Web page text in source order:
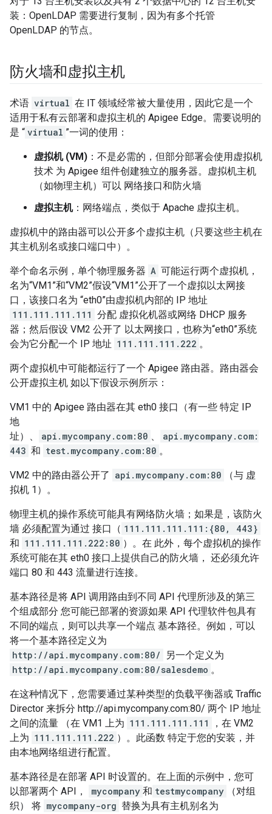
装：OpenLDAP 需要进行复制，因为有多个托管
OpenLDAP 的节点。
防火墙和虚拟主机
术语 virtual 在 IT 领域经常被大量使用，因此它是一个
适用于私有云部署和虚拟主机的 Apigee Edge。需要说明的
是 “ virtual ”一词的使用：
虚拟机 (VM) ：不是必需的，但部分部署会使用虚拟机
技术 为 Apigee 组件创建独立的服务器。虚拟机主机
（如物理主机）可以 网络接口和防火墙
虚拟主机：网络端点，类似于 Apache 虚拟主机。
虚拟机中的路由器可以公开多个虚拟主机（只要这些主机在
其主机别名或接口端口中）。
举个命名示例，单个物理服务器 A 可能运行两个虚拟机，
名为“VM1”和“VM2”假设“VM1”公开了一个虚拟以太网接
口，该接口名为 “eth0”由虚拟机内部的 IP 地址
111.111.111.111 分配 虚拟化机器或网络 DHCP 服务
器；然后假设 VM2 公开了 以太网接口，也称为“eth0”系统
会为它分配一个 IP 地址 111.111.111.222 。
两个虚拟机中可能都运行了一个 Apigee 路由器。路由器会
公开虚拟主机 如以下假设示例所示：
VM1 中的 Apigee 路由器在其 eth0 接口（有一些 特定 IP
地
址）、
api.mycompany.com:80 、
api.mycompany.com:
443 和 test.mycompany.com:80 。
VM2 中的路由器公开了 api.mycompany.com:80
（与 虚
拟机 1）。
物理主机的操作系统可能具有网络防火墙；如果是，该防火
墙 必须配置为通过 接口（ 111.111.111.111:{80, 443}
和 111.111.111.222:80 ）。在 此外，每个虚拟机的操作
系统可能在其 eth0 接口上提供自己的防火墙， 还必须允许
端口 80 和 443 流量进行连接。
基本路径是将 API 调用路由到不同 API 代理所涉及的第三
个组成部分 您可能已部署的资源如果 API 代理软件包具有
不同的端点，则可以共享一个端点 基本路径。例如，可以
将一个基本路径定义为
http://api.mycompany.com:80/
另一个定义为
http://api.mycompany.com:80/salesdemo 。
在这种情况下，您需要通过某种类型的负载平衡器或 Traffic
Director 来拆分 http://api.mycompany.com:80/ 两个 IP 地址
之间的流量 （在 VM1 上为 111.111.111.111
，在 VM2
上为 111.111.111.222 ）。此函数 特定于您的安装，并
由本地网络组进行配置。
基本路径是在部署 API 时设置的。在上面的示例中，您可
以部署两个 API，
mycompany 和 testmycompany
（对组
织） 将 mycompany-org 替换为具有主机别名为